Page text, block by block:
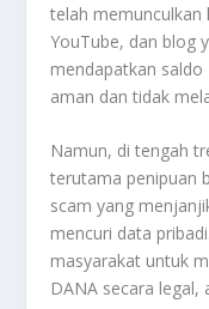
telah memunculkan
YouTube, dan blog
mendapatkan
aman dan tidak
Namun, di tengah
terutama penipuan
scam yang
mencuri data
masyarakat untuk
DANA secara legal,